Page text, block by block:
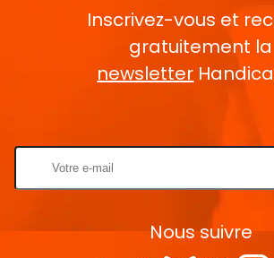
Inscrivez-vous et
gratuitement la
newsletter
Nous suivre